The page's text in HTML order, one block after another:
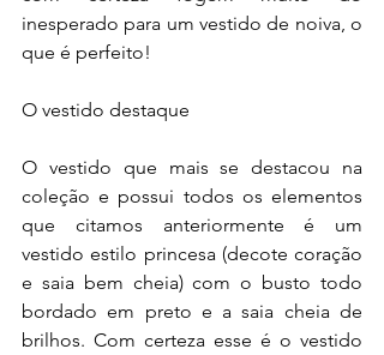
inesperado para um vestido de noiva, o
que é perfeito!
O vestido destaque
O vestido que mais se destacou na
coleção e possui todos os elementos
que citamos anteriormente é um
vestido estilo princesa (decote coração
e saia bem cheia) com o busto todo
bordado em preto e a saia cheia de
brilhos. Com certeza esse é o vestido